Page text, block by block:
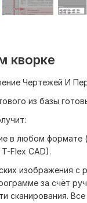
кворке
Чертежей И
из базы
в любом формате
Flex CAD).
изображения с
за счёт
сканирования.